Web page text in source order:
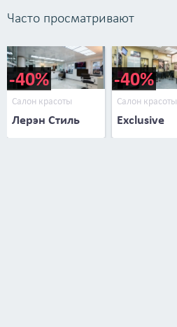
Часто просматривают
-40%
Салон красоты
Лерэн Стиль
-40%
Салон красоты
Exclusive